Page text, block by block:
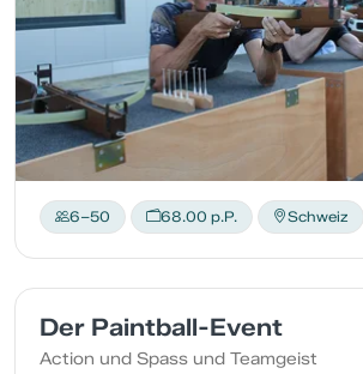
6–50 68.00 p.P. Schweiz
Der Paintball-Event
Action und Spass und Teamgeist